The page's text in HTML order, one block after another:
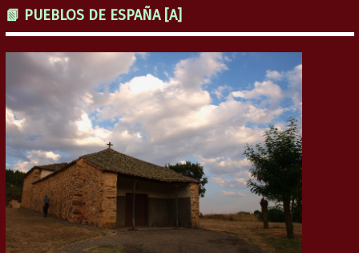
📗 PUEBLOS DE ESPAÑA [A]